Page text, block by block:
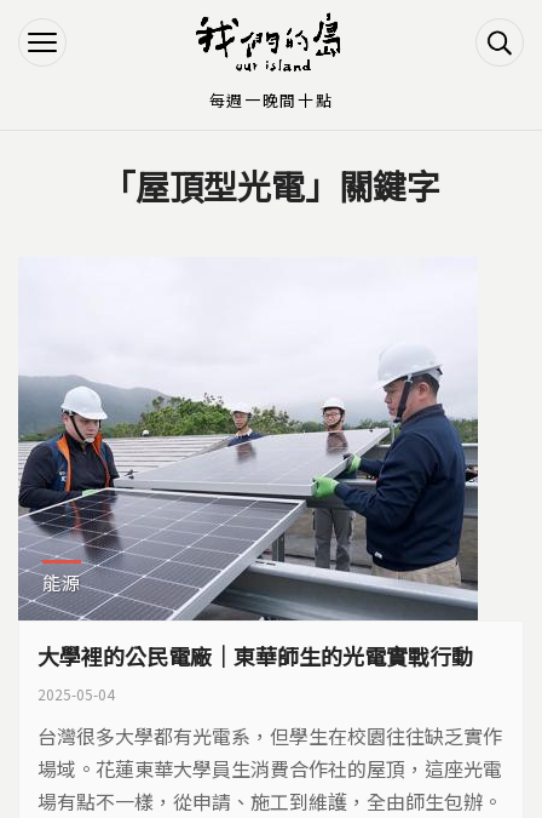
Jump to Navigation
Jump to Main content
「屋頂型光電」關鍵字
能源
大學裡的公民電廠｜東華師生的光電實戰行動
2025-05-04
台灣很多大學都有光電系，但學生在校園往往缺乏實作
場域。花蓮東華大學員生消費合作社的屋頂，這座光電
場有點不一樣，從申請、施工到維護，全由師生包辦。
每週一晚間十點